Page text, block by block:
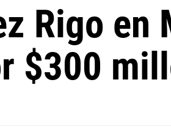
Rigo
$300